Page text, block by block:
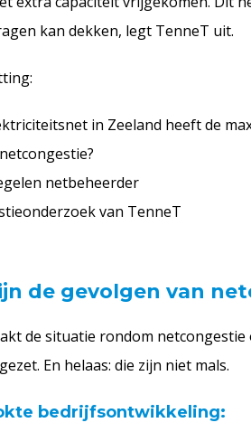
kan dekken​, legt TenneT uit.
in Zeeland heeft de
netbeheerder
van TenneT
de gevolgen van
de situatie rondom
En helaas: die zijn niet mals.
bedrijfsontwikkeling: